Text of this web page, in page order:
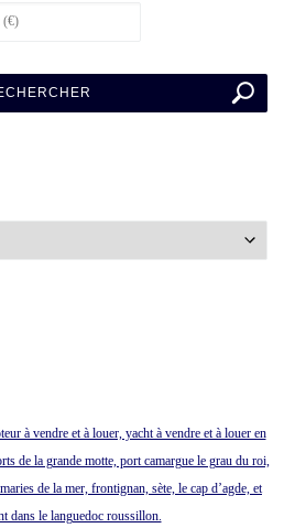
à vendre et à louer, yacht à vendre et à louer en
de la grande motte, port camargue le grau du roi,
de la mer, frontignan, sète, le cap d’agde, et
dans le languedoc roussillon.